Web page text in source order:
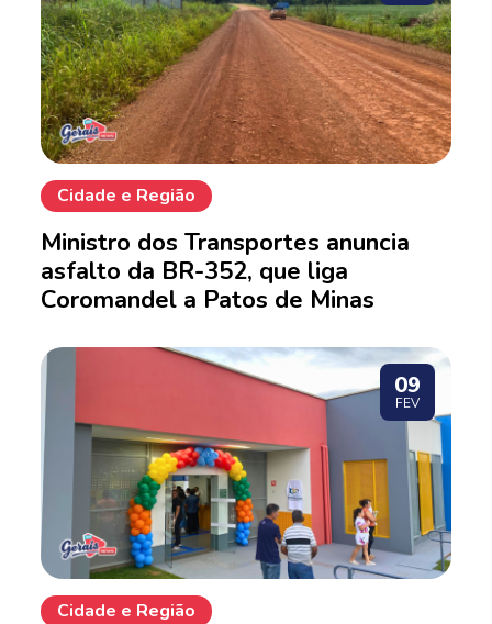
Cidade e Região
Ministro dos Transportes anuncia
asfalto da BR-352, que liga
Coromandel a Patos de Minas
09
FEV
Cidade e Região